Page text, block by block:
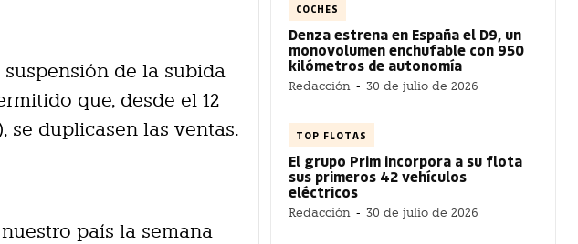
de la subida
que, desde el 12
se duplicasen las ventas.
país la semana
COCHES
Denza estrena en España el D9, un
monovolumen enchufable con 950
kilómetros de autonomía
Redacción - 30 de julio de 2026
TOP FLOTAS
El grupo Prim incorpora a su flota
sus primeros 42 vehículos
eléctricos
Redacción - 30 de julio de 2026